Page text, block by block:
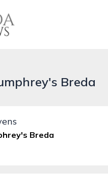
Breda
Breda